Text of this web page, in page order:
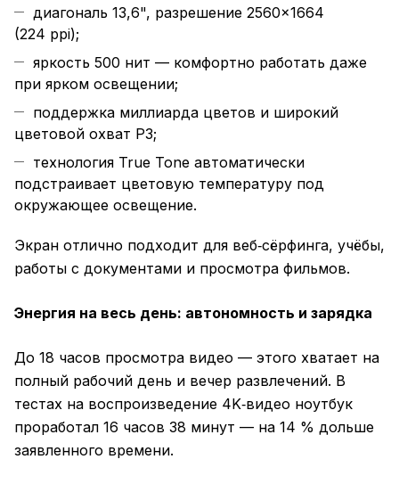
диагональ 13,6", разрешение 2560×1664
(224 ppi);
яркость 500 нит — комфортно работать даже
при ярком освещении;
поддержка миллиарда цветов и широкий
цветовой охват P3;
технология True Tone автоматически
подстраивает цветовую температуру под
окружающее освещение.
Экран отлично подходит для веб‑сёрфинга, учёбы,
работы с документами и просмотра фильмов.
Энергия на весь день: автономность и зарядка
До 18 часов просмотра видео — этого хватает на
полный рабочий день и вечер развлечений. В
тестах на воспроизведение 4K‑видео ноутбук
проработал 16 часов 38 минут — на 14 % дольше
заявленного времени.